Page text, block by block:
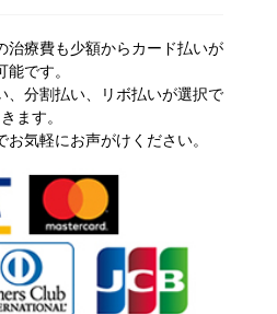
治療費も少額からカード払いが
能です。
、分割払い、リボ払いが選択で
きます。
気軽にお声がけください。